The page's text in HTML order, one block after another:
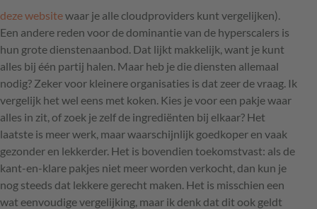
deze websitewaar je alle cloudproviders kunt vergelijken).
Een andere reden voor de dominantie van de hyperscalers is
hun grote dienstenaanbod. Dat lijkt makkelijk, want je kunt
alles bij één partij halen. Maar heb je die diensten allemaal
nodig? Zeker voor kleinere organisaties is dat zeer de vraag. Ik
vergelijk het wel eens met koken. Kies je voor een pakje waar
alles in zit, of zoek je zelf de ingrediënten bij elkaar? Het
laatste is meer werk, maar waarschijnlijk goedkoper en vaak
gezonder en lekkerder. Het is bovendien toekomstvast: als de
kant-en-klare pakjes niet meer worden verkocht, dan kun je
nog steeds dat lekkere gerecht maken. Het is misschien een
wat eenvoudige vergelijking, maar ik denk dat dit ook geldt